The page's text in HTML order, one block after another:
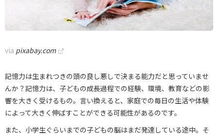
via pixabay.com
記憶力は生まれつきの頭の良し悪しで決まる能力だと思っていませ
んか？記憶力は、子どもの成長過程での経験、環境、教育などの影
響を大きく受けるもの。言い換えると、家庭での毎日の生活や体験
によって大きく伸ばすことができる可能性があるのです。
また、小学生ぐらいまでの子どもの脳はまだ発達している途中。そ